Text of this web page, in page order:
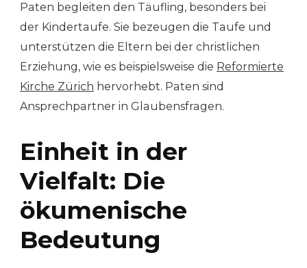
Paten begleiten den Täufling, besonders bei
der Kindertaufe. Sie bezeugen die Taufe und
unterstützen die Eltern bei der christlichen
Erziehung, wie es beispielsweise die Reformierte
Kirche Zürich hervorhebt. Paten sind
Ansprechpartner in Glaubensfragen.
Einheit in der
Vielfalt: Die
ökumenische
Bedeutung